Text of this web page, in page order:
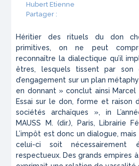
Hubert Etienne
Partager :
Héritier des rituels du don
primitives, on ne peut
reconnaître la dialectique qu’il
êtres, lesquels tissent par son
d’engagement sur un plan
en donnant » conclut ainsi Marcel
Essai sur le don, forme et raison
sociétés archaïques », in
MAUSS M. (dir.), Paris, Librairie
L’impôt est donc un dialogue, mais
celui-ci soit nécessairement
respectueux. Des grands empires